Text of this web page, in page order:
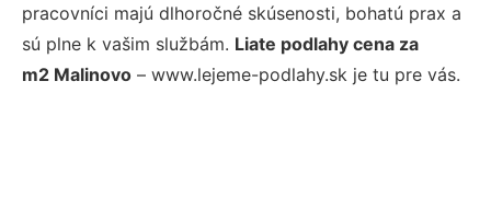
pracovníci majú dlhoročné skúsenosti, bohatú prax a
sú plne k vašim službám. Liate podlahy cena za
m2 Malinovo – www.lejeme-podlahy.sk je tu pre vás.